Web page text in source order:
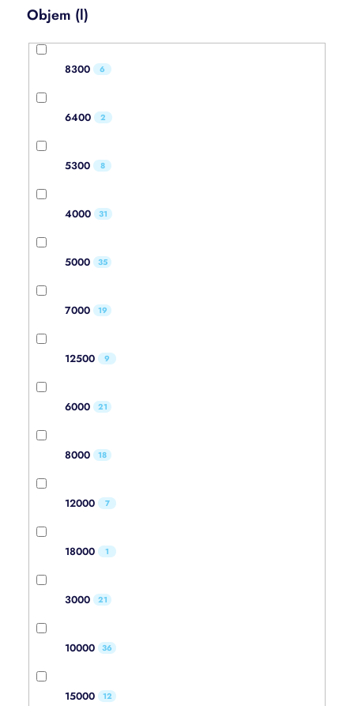
Objem (l)
8300 6
6400 2
5300 8
4000 31
5000 35
7000 19
12500 9
6000 21
8000 18
12000 7
18000 1
3000 21
10000 36
15000 12